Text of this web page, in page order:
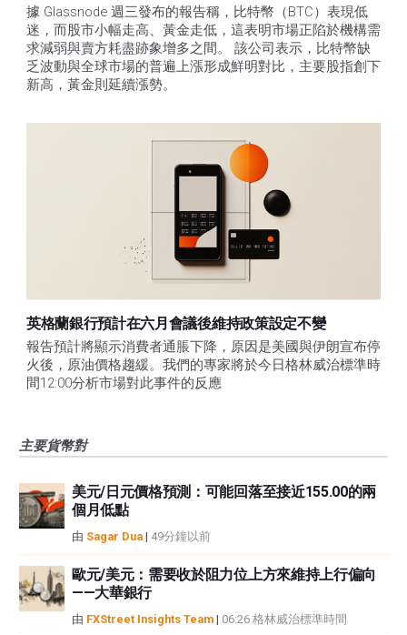
據 Glassnode 週三發布的報告稱，比特幣（BTC）表現低
迷，而股市小幅走高、黃金走低，這表明市場正陷於機構需
求減弱與賣方耗盡跡象增多之間。 該公司表示，比特幣缺
乏波動與全球市場的普遍上漲形成鮮明對比，主要股指創下
新高，黃金則延續漲勢。
英格蘭銀行預計在六月會議後維持政策設定不變
報告預計將顯示消費者通脹下降，原因是美國與伊朗宣布停
火後，原油價格趨緩。我們的專家將於今日格林威治標準時
間12:00分析市場對此事件的反應
主要貨幣對
美元/日元價格預測：可能回落至接近155.00的兩
個月低點
由 Sagar Dua | 49分鐘以前
歐元/美元：需要收於阻力位上方來維持上行偏向
——大華銀行
由 FXStreet Insights Team | 06:26 格林威治標準時間